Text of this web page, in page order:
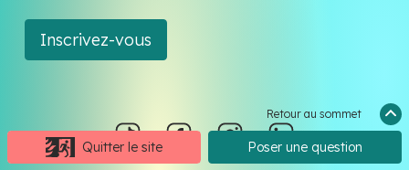
Quitter le site Poser une question
Retour au sommet
Inscrivez-vous